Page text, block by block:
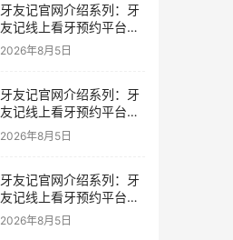
牙友记官网介绍系列：牙
友记线上看牙预约平台是
干什么的？靠谱吗？
2026年8月5日
牙友记官网介绍系列：牙
友记线上看牙预约平台让
看牙不再靠运气
2026年8月5日
牙友记官网介绍系列：牙
友记线上看牙预约平台打
破口腔行业专业壁垒新手
2026年8月5日